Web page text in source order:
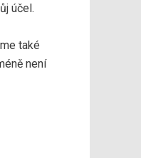
účel.
také
není